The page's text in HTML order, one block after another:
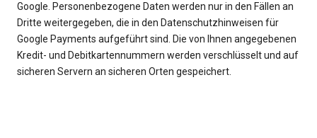
Google. Personenbezogene Daten werden nur in den Fällen an
Dritte weitergegeben, die in den Datenschutzhinweisen für
Google Payments aufgeführt sind. Die von Ihnen angegebenen
Kredit- und Debitkartennummern werden verschlüsselt und auf
sicheren Servern an sicheren Orten gespeichert.